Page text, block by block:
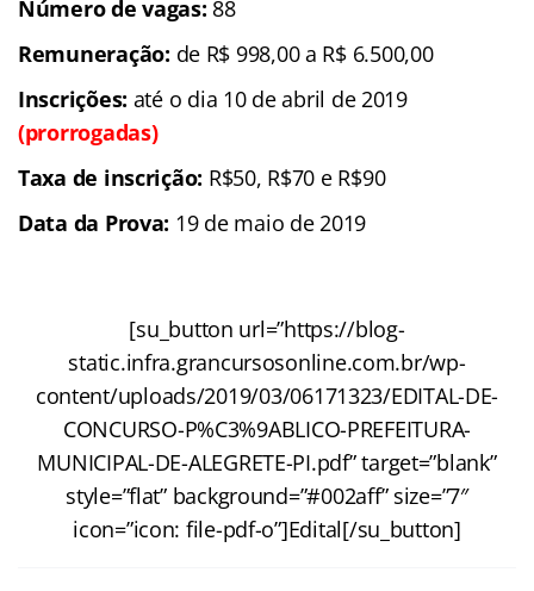
Número de vagas: 88
Remuneração: de R$ 998,00 a R$ 6.500,00
Inscrições: até o dia 10 de abril de 2019
(prorrogadas)
Taxa de inscrição: R$50, R$70 e R$90
Data da Prova: 19 de maio de 2019
[su_button url=”https://blog-
static.infra.grancursosonline.com.br/wp-
content/uploads/2019/03/06171323/EDITAL-DE-
CONCURSO-P%C3%9ABLICO-PREFEITURA-
MUNICIPAL-DE-ALEGRETE-PI.pdf” target=”blank”
style=”flat” background=”#002aff” size=”7″
icon=”icon: file-pdf-o”]Edital[/su_button]